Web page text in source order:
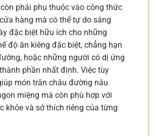
phải phụ thuộc vào công thức
hàng mà có thể tự do sáng
đặc biệt hữu ích cho những
độ ăn kiêng đặc biệt, chẳng hạn
hoặc những người có dị ứng
phần nhất định. Việc tùy
món trân châu đường nâu
miệng mà còn phù hợp với
khỏe và sở thích riêng của từng